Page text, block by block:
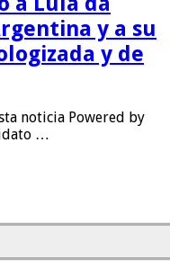
y a su
y de
noticia Powered by
…